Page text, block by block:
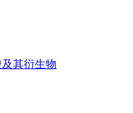
其衍生物